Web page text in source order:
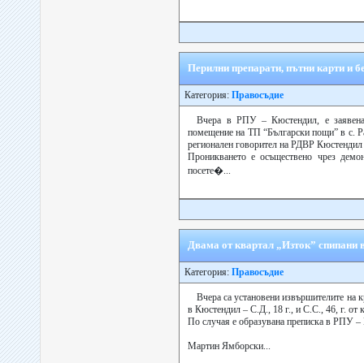
Перилни препарати, пътни карти и
Категория: Правосъдие
Вчера в РПУ – Кюстендил, е
помещение на ТП “Български пощи” в с.
регионален говорител на РДВР Кюстендил
Проникването е осъществено чрез
посете�...
Двама от квартал „Изток” спипани
Категория: Правосъдие
Вчера са установени извършителите на
в Кюстендил – С.Д., 18 г., и С.С., 46, г. от
По случая е образувана преписка в РПУ
Мартин Ямборски...